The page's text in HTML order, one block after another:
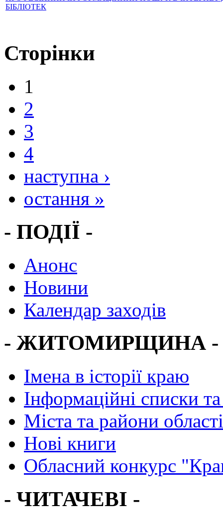
БІБЛІОТЕК
Сторінки
1
2
3
4
наступна ›
остання »
- ПОДІЇ -
Анонс
Новини
Календар заходів
- ЖИТОМИРЩИНА -
Імена в історії краю
Інформаційні списки
Міста та райони області
Нові книги
Обласний конкурс
- ЧИТАЧЕВІ -